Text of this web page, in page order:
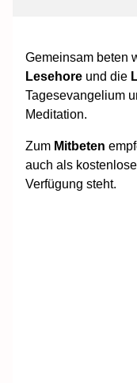
Gemeinsam beten
Lesehore und die
Tagesevangelium
Meditation.
Zum Mitbeten
auch als kostenlose
Verfügung steht.